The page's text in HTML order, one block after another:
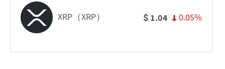
XRP（XRP） $ 1.04 0.05%